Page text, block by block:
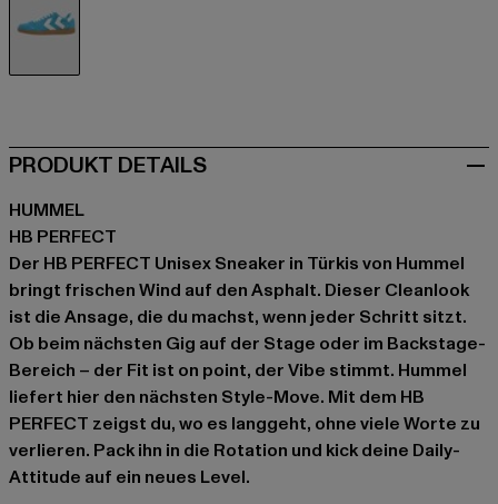
PRODUKT DETAILS
HUMMEL
HB PERFECT
Der HB PERFECT Unisex Sneaker in Türkis von Hummel
bringt frischen Wind auf den Asphalt. Dieser Cleanlook
ist die Ansage, die du machst, wenn jeder Schritt sitzt.
Ob beim nächsten Gig auf der Stage oder im Backstage-
Bereich – der Fit ist on point, der Vibe stimmt. Hummel
liefert hier den nächsten Style-Move. Mit dem HB
PERFECT zeigst du, wo es langgeht, ohne viele Worte zu
verlieren. Pack ihn in die Rotation und kick deine Daily-
Attitude auf ein neues Level.